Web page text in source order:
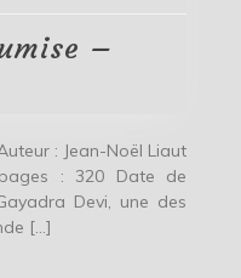
Noël
Liaut
–
: Jean-Noël Liaut
: 320 Date de
Devi, une des
[…]